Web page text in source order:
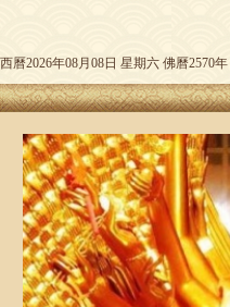
西曆2026年08月08日 星期六 佛曆2570